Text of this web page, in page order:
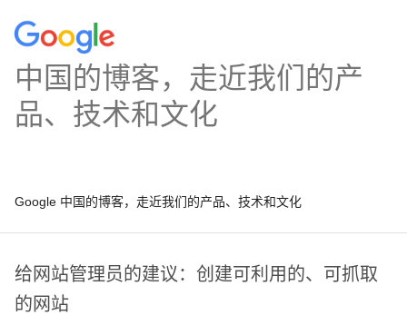
中国的博客，走近我们的产
品、技术和文化
Google 中国的博客，走近我们的产品、技术和文化
给网站管理员的建议：创建可利用的、可抓取
的网站